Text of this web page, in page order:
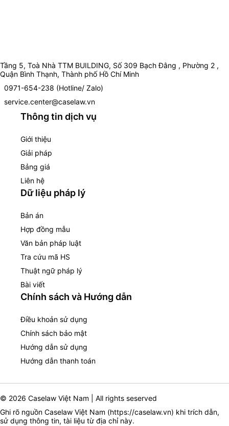
Tầng 5, Toà Nhà TTM BUILDING, Số 309 Bạch Đằng , Phường 2 ,
Quận Bình Thạnh, Thành phố Hồ Chí Minh
0971-654-238 (Hotline/ Zalo)
service.center@caselaw.vn
Thông tin dịch vụ
Giới thiệu
Giải pháp
Bảng giá
Liên hệ
Dữ liệu pháp lý
Bản án
Hợp đồng mẫu
Văn bản pháp luật
Tra cứu mã HS
Thuật ngữ pháp lý
Bài viết
Chính sách và Hướng dẫn
Điều khoản sử dụng
Chính sách bảo mật
Hướng dẫn sử dụng
Hướng dẫn thanh toán
© 2026 Caselaw Việt Nam | All rights seserved
Ghi rõ nguồn Caselaw Việt Nam (https://caselaw.vn) khi trích dẫn,
sử dụng thông tin, tài liệu từ địa chỉ này.